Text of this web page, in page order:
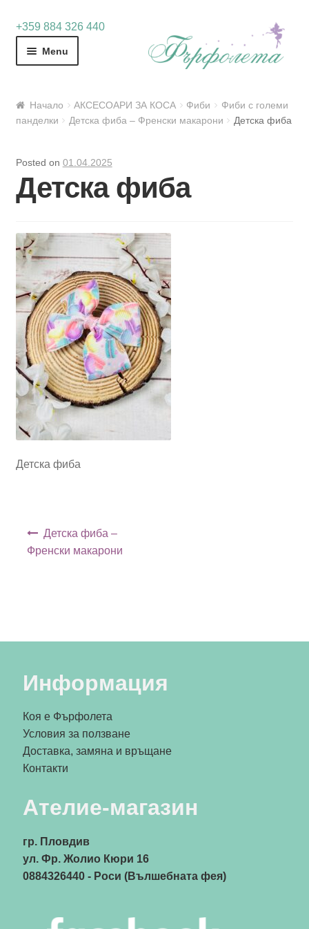
+359 884 326 440
Skip
Skip
Menu
Начало АКСЕСОАРИ ЗА КОСА Фиби
Фиби с големи
панделки
Детска фиба – Френски макарони Детска фиба
Posted on 01.04.2025
Детска фиба
Детска фиба
Детска фиба –
Френски макарони
Информация
Коя е Фърфолета
Условия за ползване
Доставка, замяна и връщане
Контакти
Ателие-магазин
гр. Пловдив
ул. Фр. Жолио Кюри 16
0884326440- Роси (Вълшебната фея)